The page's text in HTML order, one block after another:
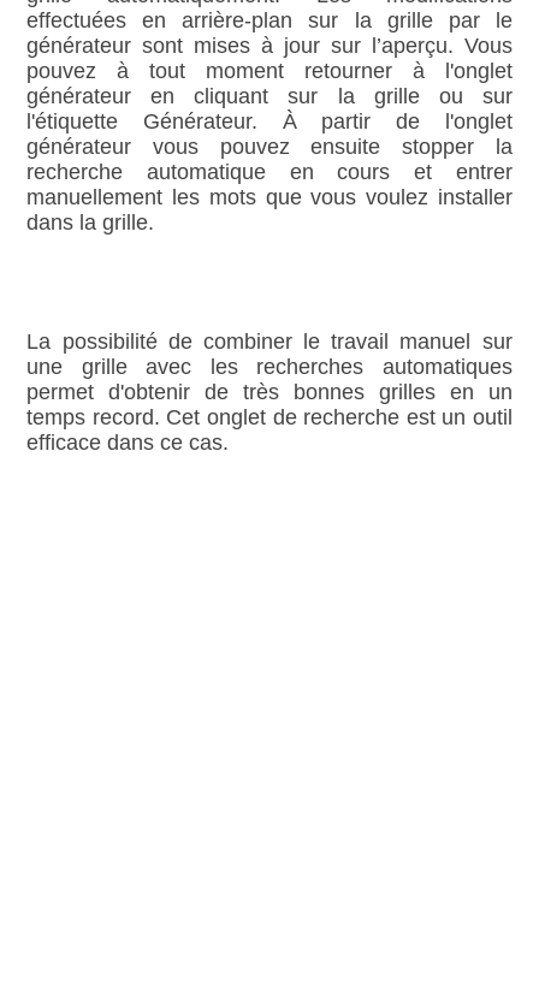
effectuées en arrière‑plan sur la grille par le
générateur sont mises à jour sur l’aperçu. Vous
pouvez à tout moment retourner à l'onglet
générateur en cliquant sur la grille ou sur
l'étiquette Générateur. À partir de l'onglet
générateur vous pouvez ensuite stopper la
recherche automatique en cours et entrer
manuellement les mots que vous voulez installer
dans la grille.
La possibilité de combiner le travail manuel sur
une grille avec les recherches automatiques
permet d'obtenir de très bonnes grilles en un
temps record. Cet onglet de recherche est un outil
efficace dans ce cas.